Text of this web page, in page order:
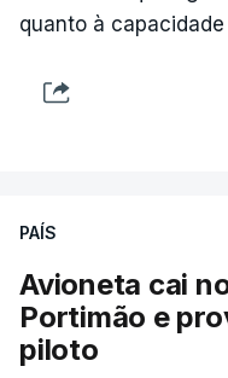
quanto à
PAÍS
Avioneta cai
Portimão e
piloto